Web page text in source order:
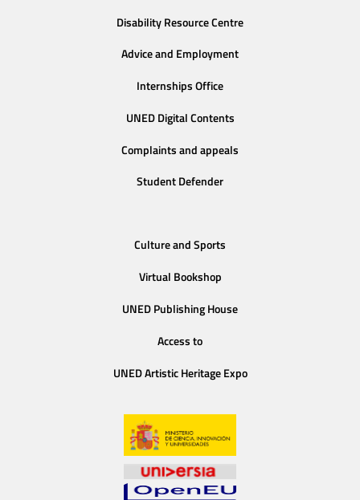
Disability Resource Centre
Advice and Employment
Internships Office
UNED Digital Contents
Complaints and appeals
Student Defender
Culture and Sports
Virtual Bookshop
UNED Publishing House
Access to
UNED Artistic Heritage Expo